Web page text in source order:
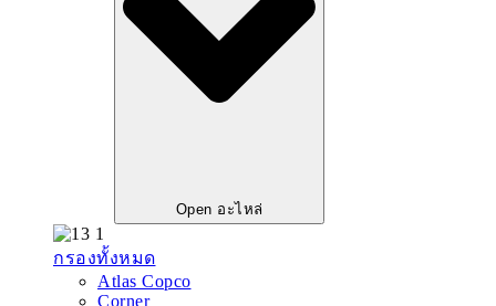
Open อะไหล่
กรองทั้งหมด
Atlas Copco
Corner